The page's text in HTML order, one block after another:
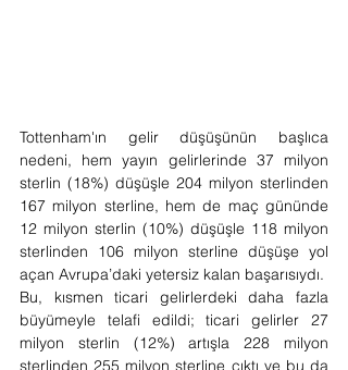
Tottenham'ın gelir düşüşünün başlıca
nedeni, hem yayın gelirlerinde 37 milyon
sterlin (18%) düşüşle 204 milyon sterlinden
167 milyon sterline, hem de maç gününde
12 milyon sterlin (10%) düşüşle 118 milyon
sterlinden 106 milyon sterline düşüşe yol
açan Avrupa’daki yetersiz kalan başarısıydı.
Bu, kısmen ticari gelirlerdeki daha fazla
büyümeyle telafi edildi; ticari gelirler 27
milyon sterlin (12%) artışla 228 milyon
sterlinden 255 milyon sterline çıktı ve bu da